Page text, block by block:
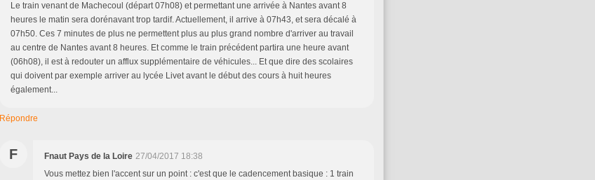
Le train venant de Machecoul (départ 07h08) et permettant une arrivée à Nantes avant 8
heures le matin sera dorénavant trop tardif. Actuellement, il arrive à 07h43, et sera décalé à
07h50. Ces 7 minutes de plus ne permettent plus au plus grand nombre d'arriver au travail
au centre de Nantes avant 8 heures. Et comme le train précédent partira une heure avant
(06h08), il est à redouter un afflux supplémentaire de véhicules... Et que dire des scolaires
qui doivent par exemple arriver au lycée Livet avant le début des cours à huit heures
également...
Répondre
F Fnaut Pays de la Loire 27/04/2017 18:38
Vous mettez bien l'accent sur un point : c'est que le cadencement basique : 1 train